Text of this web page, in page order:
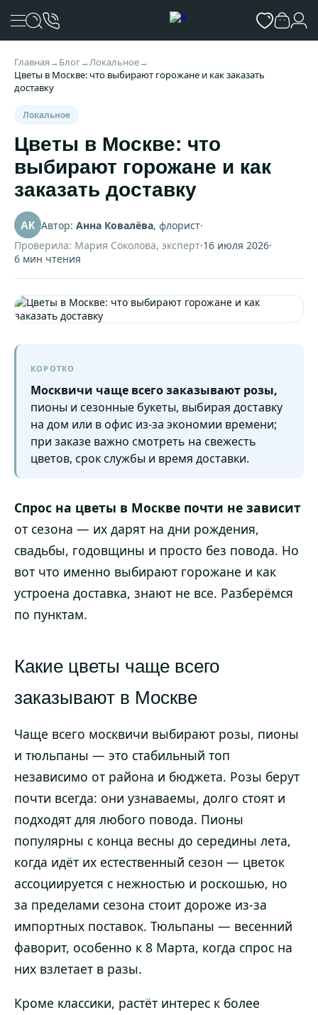
Главная→ Блог→Локальное→
Цветы в Москве: что выбирают горожане и как заказать
доставку
Локальное
Цветы в Москве: что
выбирают горожане и как
заказать доставку
АК Автор: Анна Ковалёва, флорист·
Проверила: Мария Соколова, эксперт·16 июля 2026·
6 мин чтения
КОРОТКО
Москвичи чаще всего заказывают розы,
пионы и сезонные букеты, выбирая доставку
на дом или в офис из-за экономии времени;
при заказе важно смотреть на свежесть
цветов, срок службы и время доставки.
Спрос на цветы в Москве почти не зависит
от сезона — их дарят на дни рождения,
свадьбы, годовщины и просто без повода. Но
вот что именно выбирают горожане и как
устроена доставка, знают не все. Разберёмся
по пунктам.
Какие цветы чаще всего
заказывают в Москве
Чаще всего москвичи выбирают розы, пионы
и тюльпаны — это стабильный топ
независимо от района и бюджета. Розы берут
почти всегда: они узнаваемы, долго стоят и
подходят для любого повода. Пионы
популярны с конца весны до середины лета,
когда идёт их естественный сезон — цветок
ассоциируется с нежностью и роскошью, но
за пределами сезона стоит дороже из-за
импортных поставок. Тюльпаны — весенний
фаворит, особенно к 8 Марта, когда спрос на
них взлетает в разы.
Кроме классики, растёт интерес к более